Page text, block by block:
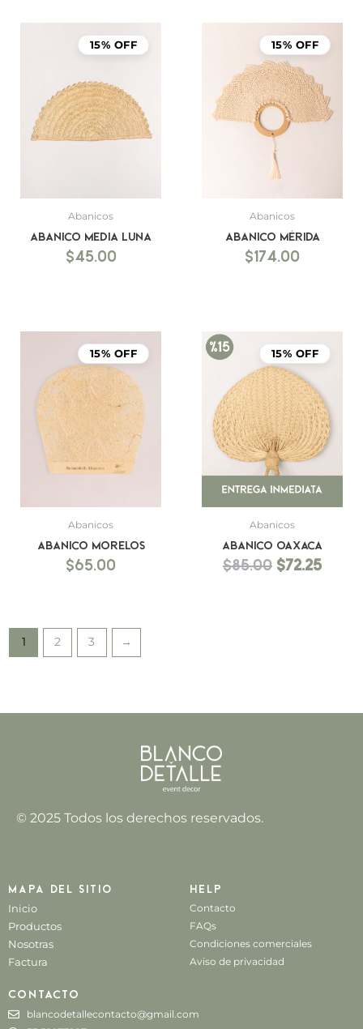
15% OFF
Abanicos
Abanico Media luna
$45.00
15% OFF
Abanicos
Abanico Mérida
$174.00
15% OFF
Abanicos
Abanico Morelos
$65.00
15% OFF
Abanicos
Abanico Oaxaca
$85.00
precio
original
era:
$85.00.
$72.25
El
es:
1 2 3 →
© 2025 Todos los derechos reservados.
Mapa del sitio
Inicio
Productos
Nosotras
Factura
Help
Contacto
FAQs
Condiciones comerciales
Aviso de privacidad
Contacto
blancodetallecontacto@gmail.com